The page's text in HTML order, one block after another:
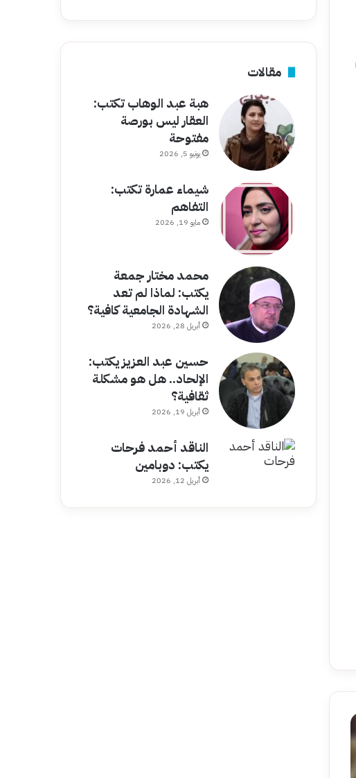
مقالات
هبة عبد الوهاب تكتب:
العقار ليس بورصة
مفتوحة
يونيو 5, 2026
شيماء عمارة تكتب:
التفاهم
مايو 19, 2026
محمد مختار جمعة
يكتب: لماذا لم تعد
الشهادة الجامعية كافية؟
أبريل 28, 2026
حسين عبد العزيز يكتب:
الإلحاد.. هل هو مشكلة
ثقافية؟
أبريل 19, 2026
الناقد أحمد فرحات
يكتب: دوبامين
أبريل 12, 2026